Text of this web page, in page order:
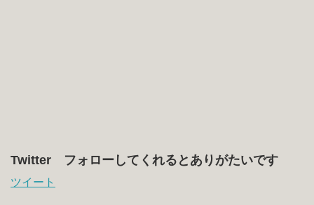
Twitter フォローしてくれるとありがたいです
ツイート